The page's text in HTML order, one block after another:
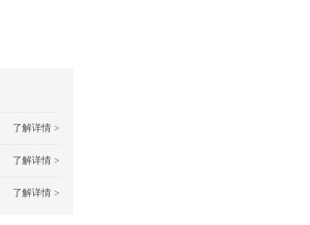
了解详情 >
了解详情 >
了解详情 >